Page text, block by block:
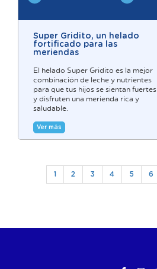
Super Gridito, un helado
fortificado para las
meriendas
El helado Super Gridito es la mejor
combinación de leche y nutrientes
para que tus hijos se sientan fuertes
y disfruten una merienda rica y
saludable.
Ver más
1 2 3 4 5 6